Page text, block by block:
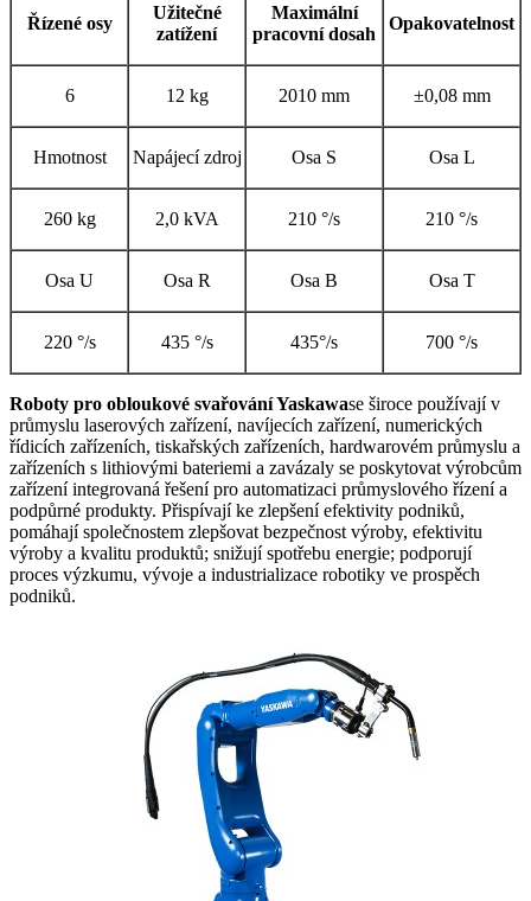
Řízené osy
Užitečné
zatížení
Maximální
pracovní dosah
Opakovatelnost
6 12 kg 2010 mm ±0,08 mm
Hmotnost Napájecí zdroj Osa S Osa L
260 kg 2,0 kVA 210 °/s 210 °/s
Osa U Osa R Osa B Osa T
220 °/s 435 °/s 435°/s 700 °/s
Roboty pro obloukové svařování Yaskawase široce používají v
průmyslu laserových zařízení, navíjecích zařízení, numerických
řídicích zařízeních, tiskařských zařízeních, hardwarovém průmyslu a
zařízeních s lithiovými bateriemi a zavázaly se poskytovat výrobcům
zařízení integrovaná řešení pro automatizaci průmyslového řízení a
podpůrné produkty. Přispívají ke zlepšení efektivity podniků,
pomáhají společnostem zlepšovat bezpečnost výroby, efektivitu
výroby a kvalitu produktů; snižují spotřebu energie; podporují
proces výzkumu, vývoje a industrializace robotiky ve prospěch
podniků.